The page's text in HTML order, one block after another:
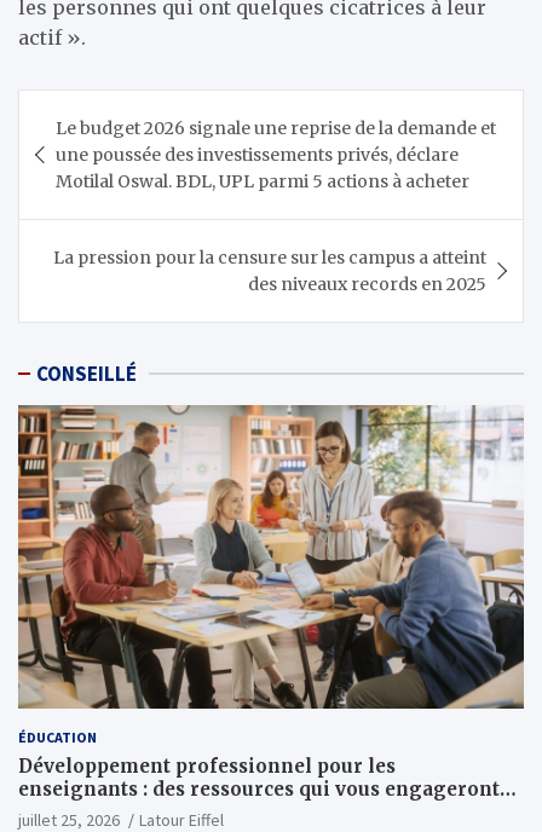
les personnes qui ont quelques cicatrices à leur
actif ».
de
l’article
Le budget 2026 signale une reprise de la demande et
une poussée des investissements privés, déclare
Motilal Oswal. BDL, UPL parmi 5 actions à acheter
La pression pour la censure sur les campus a atteint
des niveaux records en 2025
CONSEILLÉ
ÉDUCATION
Développement professionnel pour les
enseignants : des ressources qui vous engageront
vraiment
juillet 25, 2026 Latour Eiffel